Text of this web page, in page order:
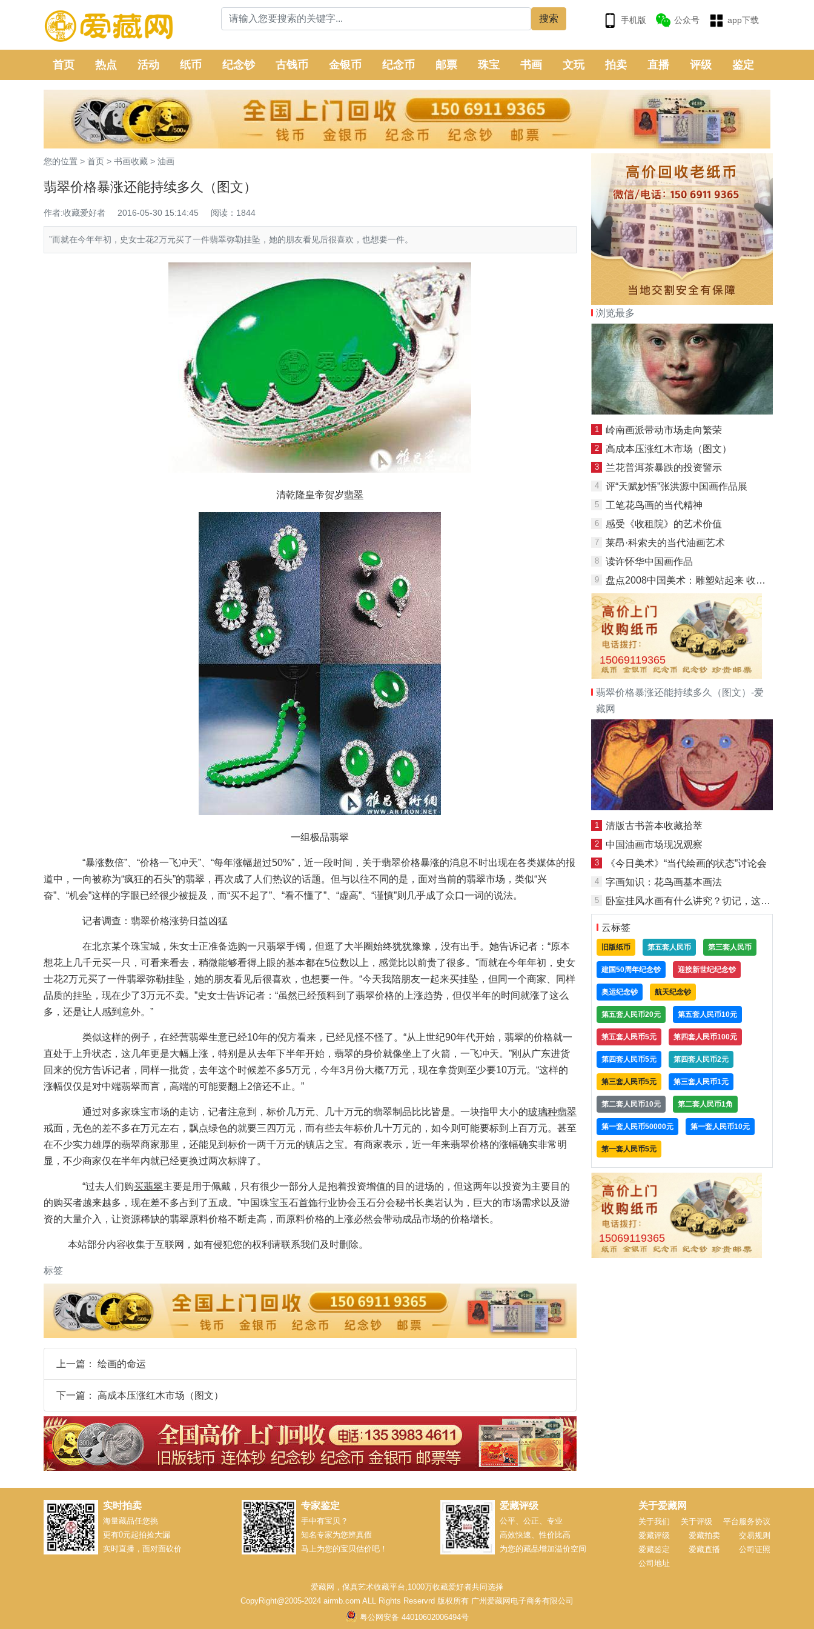
手机版 公众号 app下载
首页 热点 活动 纸币 纪念钞 古钱币 金银币 纪念币 邮票 珠宝 书画 文玩 拍卖 直播 评级 鉴定
您的位置 > 首页 > 书画收藏 > 油画
翡翠价格暴涨还能持续多久（图文）
作者:收藏爱好者 2016-05-30 15:14:45 阅读：1844
”而就在今年年初，史女士花2万元买了一件翡翠弥勒挂坠，她的朋友看见后很喜欢，也想要一件。
清乾隆皇帝贺岁翡翠
一组极品翡翠
“暴涨数倍”、“价格一飞冲天”、“每年涨幅超过50%”，近一段时间，关于翡翠价格暴涨的消息不时出现在各类媒体的报
道中，一向被称为“疯狂的石头”的翡翠，再次成了人们热议的话题。但与以往不同的是，面对当前的翡翠市场，类似“兴
奋”、“机会”这样的字眼已经很少被提及，而“买不起了”、“看不懂了”、“虚高”、“谨慎”则几乎成了众口一词的说法。
记者调查：翡翠价格涨势日益凶猛
在北京某个珠宝城，朱女士正准备选购一只翡翠手镯，但逛了大半圈始终犹犹豫豫，没有出手。她告诉记者：“原本
想花上几千元买一只，可看来看去，稍微能够看得上眼的基本都在5位数以上，感觉比以前贵了很多。”而就在今年年初，史女
士花2万元买了一件翡翠弥勒挂坠，她的朋友看见后很喜欢，也想要一件。“今天我陪朋友一起来买挂坠，但同一个商家、同样
品质的挂坠，现在少了3万元不卖。”史女士告诉记者：“虽然已经预料到了翡翠价格的上涨趋势，但仅半年的时间就涨了这么
多，还是让人感到意外。”
类似这样的例子，在经营翡翠生意已经10年的倪方看来，已经见怪不怪了。“从上世纪90年代开始，翡翠的价格就一
直处于上升状态，这几年更是大幅上涨，特别是从去年下半年开始，翡翠的身价就像坐上了火箭，一飞冲天。”刚从广东进货
回来的倪方告诉记者，同样一批货，去年这个时候差不多5万元，今年3月份大概7万元，现在拿货则至少要10万元。“这样的
涨幅仅仅是对中端翡翠而言，高端的可能要翻上2倍还不止。”
通过对多家珠宝市场的走访，记者注意到，标价几万元、几十万元的翡翠制品比比皆是。一块指甲大小的玻璃种翡翠
戒面，无色的差不多在万元左右，飘点绿色的就要三四万元，而有些去年标价几十万元的，如今则可能要标到上百万元。甚至
在不少实力雄厚的翡翠商家那里，还能见到标价一两千万元的镇店之宝。有商家表示，近一年来翡翠价格的涨幅确实非常明
显，不少商家仅在半年内就已经更换过两次标牌了。
“过去人们购买翡翠主要是用于佩戴，只有很少一部分人是抱着投资增值的目的进场的，但这两年以投资为主要目的
的购买者越来越多，现在差不多占到了五成。”中国珠宝玉石首饰行业协会玉石分会秘书长奥岩认为，巨大的市场需求以及游
资的大量介入，让资源稀缺的翡翠原料价格不断走高，而原料价格的上涨必然会带动成品市场的价格增长。
本站部分内容收集于互联网，如有侵犯您的权利请联系我们及时删除。
标签
上一篇： 绘画的命运
下一篇： 高成本压涨红木市场（图文）
浏览最多
1 岭南画派带动市场走向繁荣
2 高成本压涨红木市场（图文）
3 兰花普洱茶暴跌的投资警示
4 评“天赋妙悟”张洪源中国画作品展
5 工笔花鸟画的当代精神
6 感受《收租院》的艺术价值
7 莱昂·科索夫的当代油画艺术
8 读许怀华中国画作品
9 盘点2008中国美术：雕塑站起来 收藏界泡沫引热议
15069119365
翡翠价格暴涨还能持续多久（图文）-爱
藏网
1 清版古书善本收藏拾萃
2 中国油画市场现况观察
3 《今日美术》“当代绘画的状态”讨论会
4 字画知识：花鸟画基本画法
5 卧室挂风水画有什么讲究？切记，这些画最好别挂了！
云标签
旧版纸币 第五套人民币 第三套人民币
建国50周年纪念钞 迎接新世纪纪念钞
奥运纪念钞 航天纪念钞
第五套人民币20元 第五套人民币10元
第五套人民币5元 第四套人民币100元
第四套人民币5元 第四套人民币2元
第三套人民币5元 第三套人民币1元
第二套人民币10元 第二套人民币1角
第一套人民币50000元 第一套人民币10元
第一套人民币5元
15069119365
实时拍卖
海量藏品任您挑
更有0元起拍捡大漏
实时直播，面对面砍价
专家鉴定
手中有宝贝？
知名专家为您辨真假
马上为您的宝贝估价吧！
爱藏评级
公平、公正、专业
高效快速、性价比高
为您的藏品增加溢价空间
关于爱藏网
关于我们 关于评级
平台服务协议
爱藏评级
爱藏拍卖
交易规则
爱藏鉴定
爱藏直播
公司证照
公司地址
爱藏网，保真艺术收藏平台,1000万收藏爱好者共同选择
CopyRight@2005-2024 airmb.com ALL Rights Reservrd 版权所有 广州爱藏网电子商务有限公司
粤公网安备 44010602006494号